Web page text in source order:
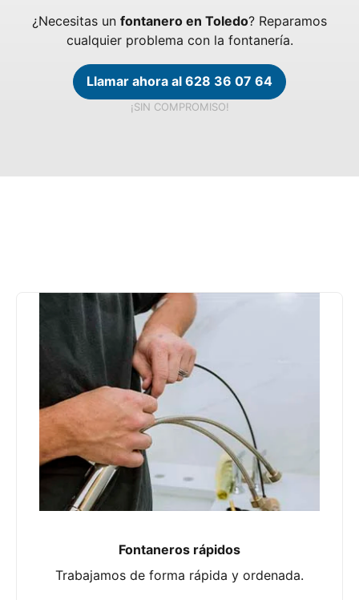
¿Necesitas un fontanero en Toledo? Reparamos
cualquier problema con la fontanería.
Llamar ahora al 628 36 07 64
¡SIN COMPROMISO!
Fontaneros rápidos
Trabajamos de forma rápida y ordenada.